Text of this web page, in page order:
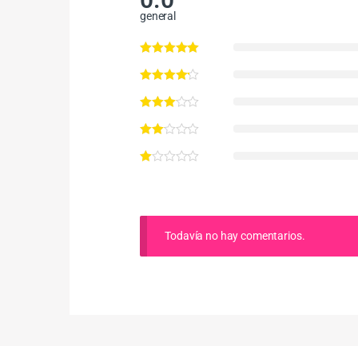
general
Todavía no hay comentarios.